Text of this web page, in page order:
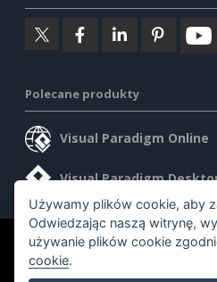
Polecane produkty
Visual Paradigm Online
Visual Paradigm
©2026 by Visual Paradigm. Wszelkie
Używamy plików cookie, aby
Odwiedzając naszą witrynę,
używanie plików cookie
cookie.